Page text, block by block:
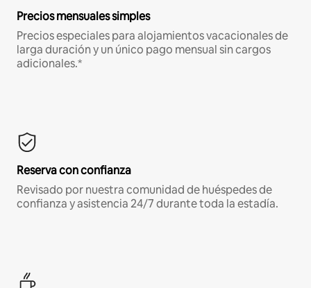
Precios mensuales simples
Precios especiales para alojamientos vacacionales de
larga duración y un único pago mensual sin cargos
adicionales.*
Reserva con confianza
Revisado por nuestra comunidad de huéspedes de
confianza y asistencia 24/7 durante toda la estadía.